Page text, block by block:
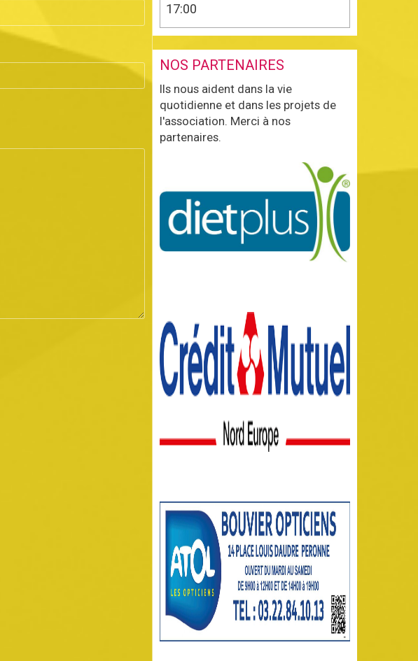
17:00
NOS PARTENAIRES
Ils nous aident dans la vie
quotidienne et dans les projets de
l'association. Merci à nos
partenaires.